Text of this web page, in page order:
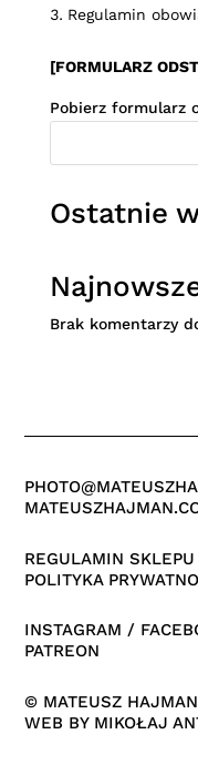
Regulamin
[FORMULARZ
Pobierz formularz
Ostatnie
Brak komentarzy
REGULAMIN SKLEPU
POLITYKA
INSTAGRAM /
PATREON
© MATEUSZ HAJMAN
WEB BY MIKOŁAJ